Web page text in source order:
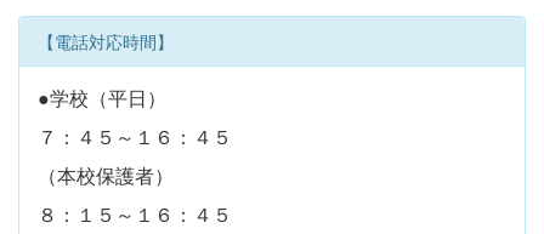
【電話対応時間】
●学校（平日）
７：４５～１６：４５
（本校保護者）
８：１５～１６：４５